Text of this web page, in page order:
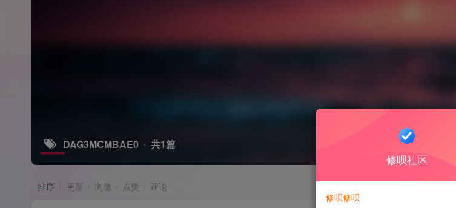
DAG3MCMBAE0 共1篇
排序 更新 浏览 点赞 评论
修呗社区
修呗修呗